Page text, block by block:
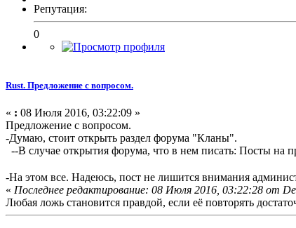
Репутация:
0
Rust. Предложение с вопросом.
« : 08 Июля 2016, 03:22:09 »
Предложение с вопросом.
-Думаю, стоит открыть раздел форума "Кланы".
--В случае открытия форума, что в нем писать: Посты на
-На этом все. Надеюсь, пост не лишится внимания
« Последнее редактирование: 08 Июля 2016, 03:22:28 от
Любая ложь становится правдой, если её повторять